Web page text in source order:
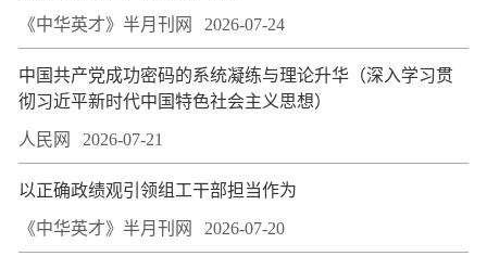
《中华英才》半月刊网 2026-07-24
中国共产党成功密码的系统凝练与理论升华（深入学习贯
彻习近平新时代中国特色社会主义思想）
人民网 2026-07-21
以正确政绩观引领组工干部担当作为
《中华英才》半月刊网 2026-07-20